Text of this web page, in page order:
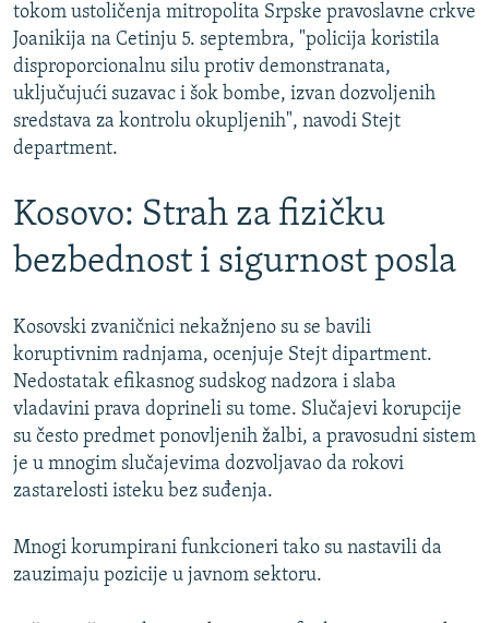
tokom ustoličenja mitropolita Srpske pravoslavne crkve
Joanikija na Cetinju 5. septembra, "policija koristila
disproporcionalnu silu protiv demonstranata,
uključujući suzavac i šok bombe, izvan dozvoljenih
sredstava za kontrolu okupljenih", navodi Stejt
department.
Kosovo: Strah za fizičku
bezbednost i sigurnost posla
Kosovski zvaničnici nekažnjeno su se bavili
koruptivnim radnjama, ocenjuje Stejt dipartment.
Nedostatak efikasnog sudskog nadzora i slaba
vladavini prava doprineli su tome. Slučajevi korupcije
su često predmet ponovljenih žalbi, a pravosudni sistem
je u mnogim slučajevima dozvoljavao da rokovi
zastarelosti isteku bez suđenja.
Mnogi korumpirani funkcioneri tako su nastavili da
zauzimaju pozicije u javnom sektoru.